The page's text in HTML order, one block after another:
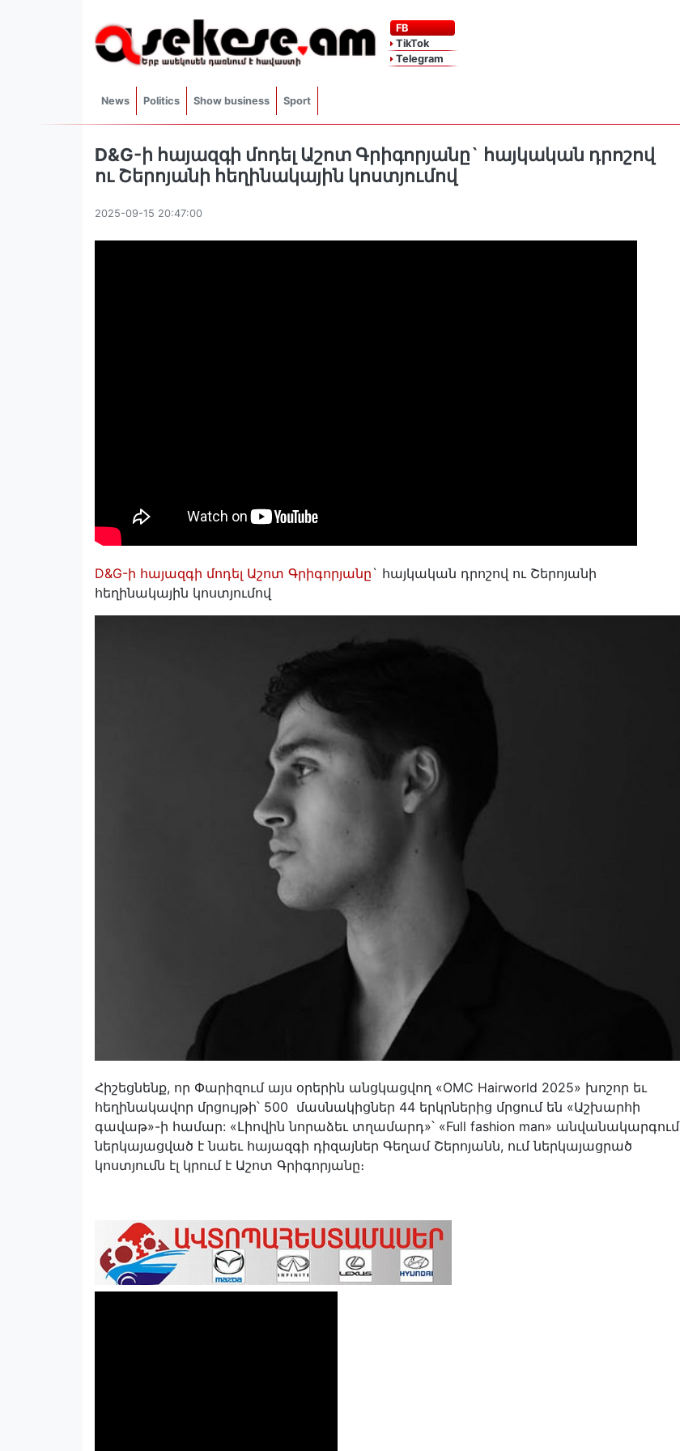
FB
TikTok
Telegram
News Politics Show business Sport
D&G-ի հայազգի մոդել Աշոտ Գրիգորյանը` հայկական դրոշով
ու Շերոյանի հեղինակային կոստյումով
2025-09-15 20:47:00
D&G-ի հայազգի մոդել Աշոտ Գրիգորյանը` հայկական դրոշով ու Շերոյանի
հեղինակային կոստյումով
Հիշեցնենք, որ Փարիզում այս օրերին անցկացվող «OMC Hairworld 2025» խոշոր եւ
հեղինակավոր մրցույթի՝ 500 մասնակիցներ 44 երկրներից մրցում են «Աշխարհի
գավաթ»-ի համար: «Լիովին նորաձեւ տղամարդ»՝ «Full fashion man» անվանակարգում
ներկայացված է նաեւ հայազգի դիզայներ Գեղամ Շերոյանն, ում ներկայացրած
կոստյումն էլ կրում է Աշոտ Գրիգորյանը։